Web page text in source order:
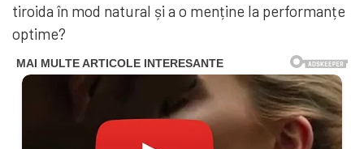
tiroida în mod natural și a o menține la performanțe
optime?